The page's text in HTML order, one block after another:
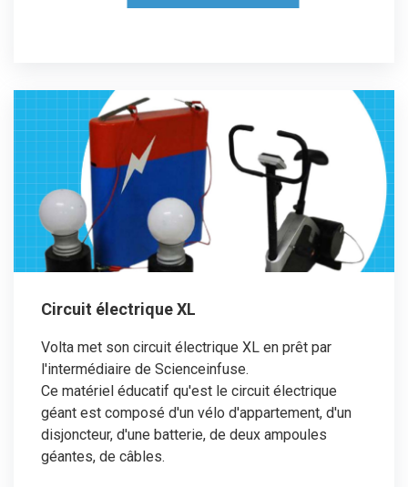
Circuit électrique XL
Volta met son circuit électrique XL en prêt par
l'intermédiaire de Scienceinfuse.
Ce matériel éducatif qu'est le circuit électrique
géant est composé d'un vélo d'appartement, d'un
disjoncteur, d'une batterie, de deux ampoules
géantes, de câbles.